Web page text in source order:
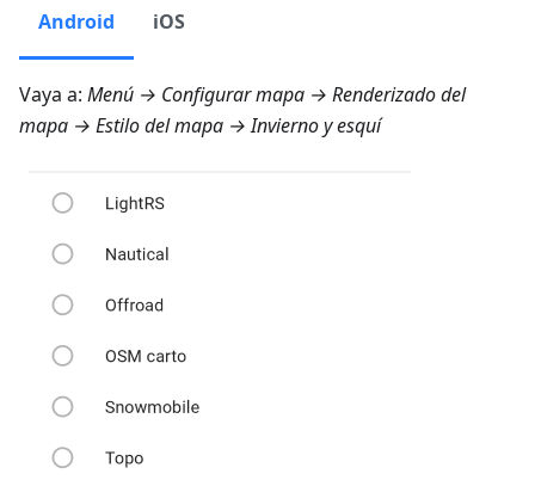
Android iOS
Vaya a: Menú → Configurar mapa → Renderizado del
mapa → Estilo del mapa → Invierno y esquí